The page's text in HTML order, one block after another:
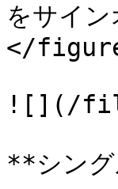
をサイ
</
![](/
**シン